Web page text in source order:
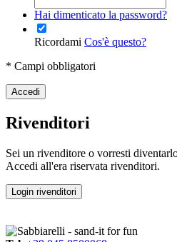
Hai dimenticato la password?
Ricordami Cos'è questo?
* Campi obbligatori
Accedi
Rivenditori
Sei un rivenditore o vorresti
Accedi all'era riservata rivenditori.
Login rivenditori